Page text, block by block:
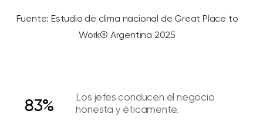
Fuente: Estudio de clima nacional de Great Place to
Work® Argentina 2025
83%
Los jefes conducen el negocio
honesta y éticamente.